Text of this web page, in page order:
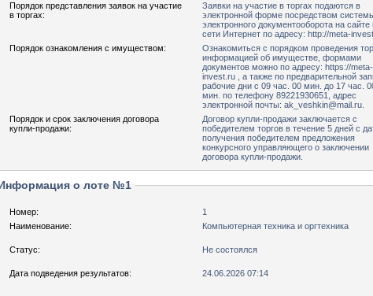
Порядок представления заявок на участие
в торгах:
Заявки на участие в торгах подаются в
электронной форме посредством
электронного документооборота на сайте
сети Интернет по адресу: http://meta-
Порядок ознакомления с имуществом:
Ознакомиться с порядком проведения
информацией об имуществе, формами
документов можно по адресу: https://meta-
invest.ru , а также по предварительной записи в
рабочие дни с 09 час. 00 мин. до 17 час.
мин. по телефону 89221930651, адрес
электронной почты: ak_veshkin@mail.ru.
Порядок и срок заключения договора
купли-продажи:
Договор купли-продажи заключается с
победителем торгов в течение 5 дней с
получения победителем предложения
конкурсного управляющего о заключении
договора купли-продажи.
о лоте №1
Номер: 1
Наименование:
Компьютерная техника и оргтехника
Статус: Не состоялся
Дата подведения результатов: 24.06.2026 07:14